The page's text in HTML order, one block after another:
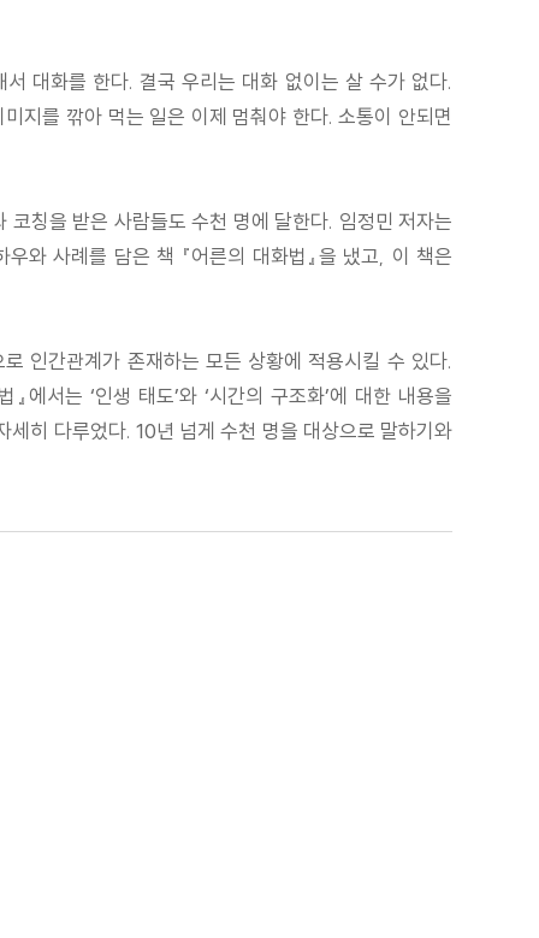
대화를 한다. 결국 우리는 대화 없이는 살 수가 없다.
지를 깎아 먹는 일은 이제 멈춰야 한다. 소통이 안되면
칭을 받은 사람들도 수천 명에 달한다. 임정민 저자는
와 사례를 담은 책 『어른의 대화법』을 냈고, 이 책은
인간관계가 존재하는 모든 상황에 적용시킬 수 있다.
에서는 ‘인생 태도’와 ‘시간의 구조화’에 대한 내용을
히 다루었다. 10년 넘게 수천 명을 대상으로 말하기와